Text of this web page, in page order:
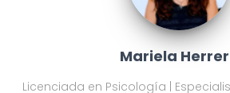
Mariela
Licenciada en Psicología |